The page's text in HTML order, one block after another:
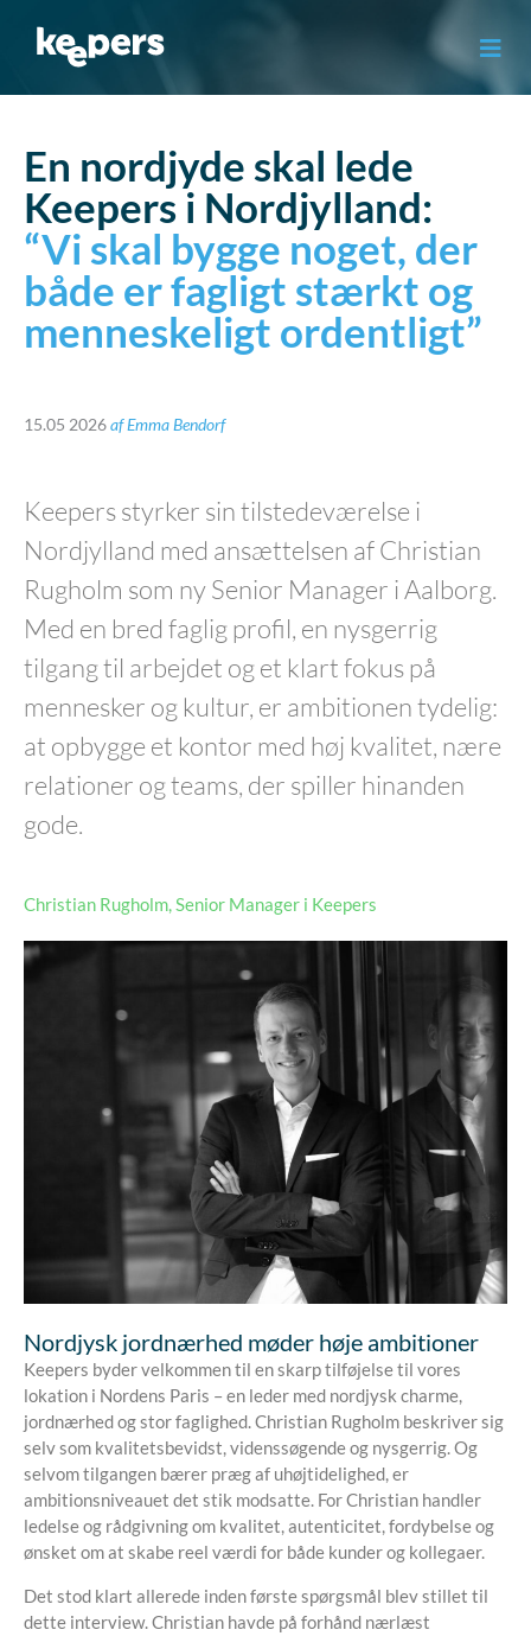
indholdet
En nordjyde skal lede
Keepers i Nordjylland:
“Vi skal bygge noget, der
både er fagligt stærkt og
menneskeligt ordentligt”
15.05 2026afEmma Bendorf
Keepers styrker sin tilstedeværelse i
Nordjylland med ansættelsen af Christian
Rugholm som ny Senior Manager i Aalborg.
Med en bred faglig profil, en nysgerrig
tilgang til arbejdet og et klart fokus på
mennesker og kultur, er ambitionen tydelig:
at opbygge et kontor med høj kvalitet, nære
relationer og teams, der spiller hinanden
gode.
Christian Rugholm, Senior Manager i Keepers
Nordjysk jordnærhed møder høje ambitioner
Keepers byder velkommen til en skarp tilføjelse til vores
lokation i Nordens Paris – en leder med nordjysk charme,
jordnærhed og stor faglighed. Christian Rugholm beskriver sig
selv som kvalitetsbevidst, videnssøgende og nysgerrig. Og
selvom tilgangen bærer præg af uhøjtidelighed, er
ambitionsniveauet det stik modsatte. For Christian handler
ledelse og rådgivning om kvalitet, autenticitet, fordybelse og
ønsket om at skabe reel værdi for både kunder og kollegaer.
Det stod klart allerede inden første spørgsmål blev stillet til
dette interview. Christian havde på forhånd nærlæst